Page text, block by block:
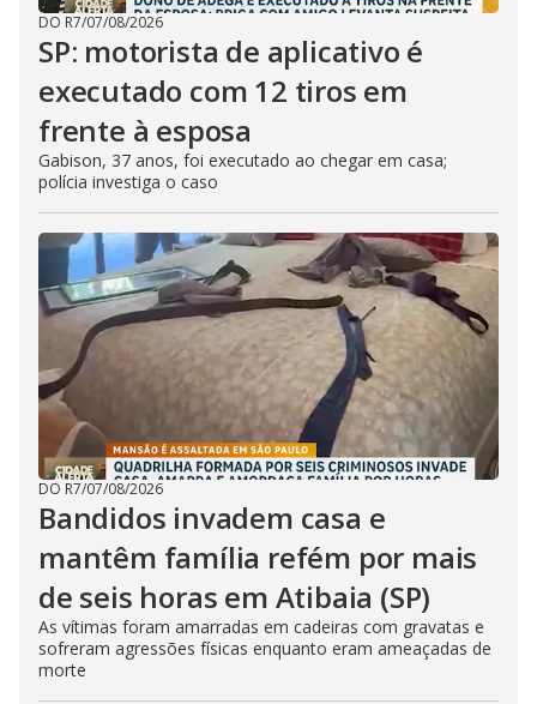
DO R7/07/08/2026
SP: motorista de aplicativo é
executado com 12 tiros em
frente à esposa
Gabison, 37 anos, foi executado ao chegar em casa;
polícia investiga o caso
DO R7/07/08/2026
Bandidos invadem casa e
mantêm família refém por mais
de seis horas em Atibaia (SP)
As vítimas foram amarradas em cadeiras com gravatas e
sofreram agressões físicas enquanto eram ameaçadas de
morte